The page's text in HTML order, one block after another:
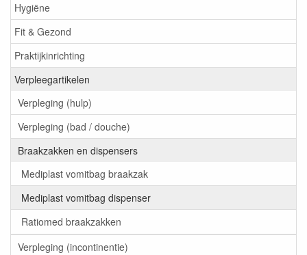
Hygiëne
Fit & Gezond
Praktijkinrichting
Verpleegartikelen
Verpleging (hulp)
Verpleging (bad / douche)
Braakzakken en dispensers
Mediplast vomitbag braakzak
Mediplast vomitbag dispenser
Ratiomed braakzakken
Verpleging (incontinentie)